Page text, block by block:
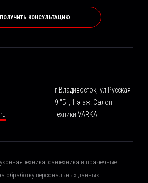
ПОЛУЧИТЬ КОНСУЛЬТАЦИЮ
г.Владивосток, ул.Русская
9 "Б", 1 этаж. Салон
техники VARKA
техника, сантехника и прачечные
обработку персональных данных